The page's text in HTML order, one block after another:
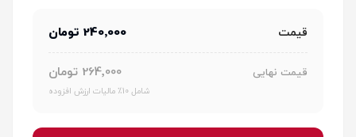
قیمت 240٬000 تومان
قیمت نهایی 264٬000 تومان
شامل 10٪ مالیات ارزش افزوده